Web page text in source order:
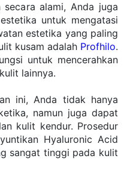
secara alami, Anda juga
untuk mengatasi
estetika yang paling
kusam adalah Profhilo.
untuk mencerahkan
lainnya.
ini, Anda tidak hanya
namun juga dapat
kulit kendur. Prosedur
Hyaluronic Acid
sangat tinggi pada kulit